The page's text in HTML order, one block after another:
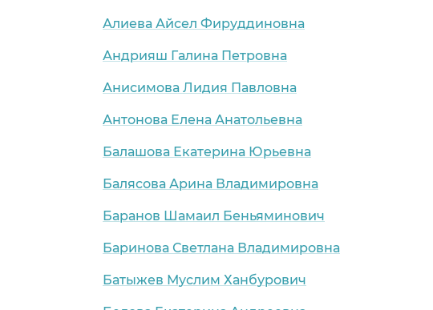
Алиева Айсел Фируддиновна
Андрияш Галина Петровна
Анисимова Лидия Павловна
Антонова Елена Анатольевна
Балашова Екатерина Юрьевна
Балясова Арина Владимировна
Баранов Шамаил Беньяминович
Баринова Светлана Владимировна
Батыжев Муслим Ханбурович